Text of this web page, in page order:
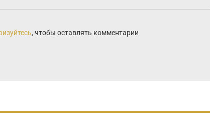
, чтобы оставлять комментарии